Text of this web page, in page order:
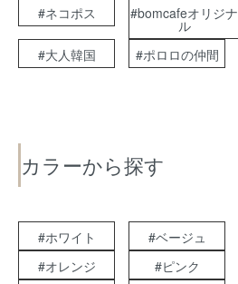
#ネコポス
#bomcafeオリジナ
ル
#大人韓国 #ポロロの仲間
カラーから探す
#ホワイト #ベージュ
#オレンジ
#ピンク